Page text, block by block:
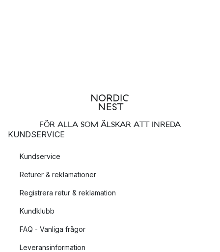
FÖR ALLA SOM ÄLSKAR ATT INREDA
KUNDSERVICE
Kundservice
Returer & reklamationer
Registrera retur & reklamation
Kundklubb
FAQ - Vanliga frågor
Leveransinformation